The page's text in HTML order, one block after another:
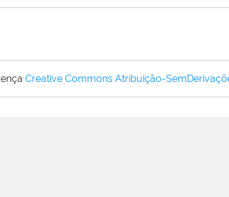
Creative Commons Atribuição-